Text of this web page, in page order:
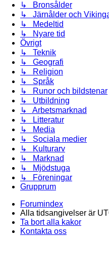
↳ Bronsålder
↳ Järnålder och
↳ Medeltid
↳ Nyare tid
Övrigt
↳ Teknik
↳ Geografi
↳ Religion
↳ Språk
↳ Runor och bildstenar
↳ Utbildning
↳ Arbetsmarknad
↳ Litteratur
↳ Media
↳ Sociala medier
↳ Kulturarv
↳ Marknad
↳ Mjödstuga
↳ Föreningar
Grupprum
Forumindex
Alla tidsangivelser är
Ta bort alla kakor
Kontakta oss